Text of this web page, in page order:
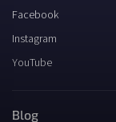
Facebook
Instagram
YouTube
Blog